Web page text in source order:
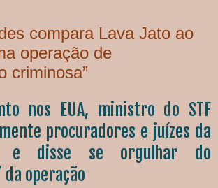
compara Lava Jato ao
operação de
criminosa”
nos EUA, ministro do STF
procuradores e juízes da
e disse se orgulhar do
da operação